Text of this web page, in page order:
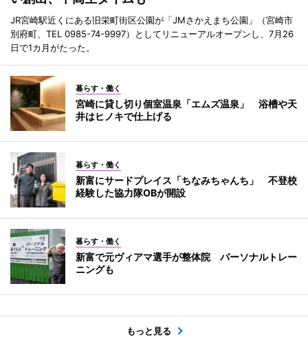
JR宮崎駅近くにある旧栄町街区公園が「JMさかえまち公園」（宮崎市
別府町、TEL 0985-74-9997）としてリニューアルオープンし、7月26
日で1カ月がたった。
暮らす・働く
宮崎に貸し切り個室温泉「エムズ温泉」 浴槽や天
井はヒノキで仕上げる
暮らす・働く
新富にサードプレイス「ちなみちゃんち」 不登校
経験した協力隊OBが開設
暮らす・働く
新富で元ヴィアマ選手が整体院 パーソナルトレー
ニングも
もっと見る